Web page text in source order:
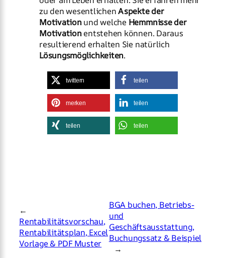
zu den wesentlichenAspekte der
Motivationund welche Hemmnisse der
Motivationentstehen können. Daraus
resultierend erhalten Sie natürlich
Lösungsmöglichkeiten.
twittern teilen
merken teilen
teilen teilen
←
Rentabilitätsvorschau,
Rentabilitätsplan, Excel
Vorlage & PDF Muster
BGA buchen, Betriebs-
und
Geschäftsausstattung,
Buchungssatz & Beispiel
→